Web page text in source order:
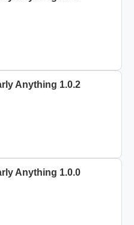
Anything 1.0.2
Anything 1.0.0